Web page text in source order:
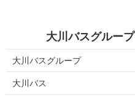
大川バスグループ
大川バスグループ
大川バス